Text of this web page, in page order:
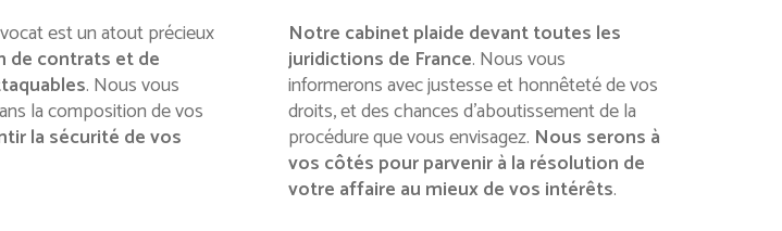
est un atout précieux
de contrats et de
. Nous vous
la composition de vos
la sécurité de vos
Notre cabinet plaide devant toutes les
juridictions de France. Nous vous
informerons avec justesse et honnêteté de vos
droits, et des chances d’aboutissement de la
procédure que vous envisagez. Nous serons à
vos côtés pour parvenir à la résolution de
votre affaire au mieux de vos intérêts.